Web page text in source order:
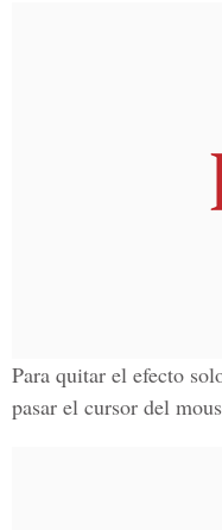
Para quitar el efecto
pasar el cursor del